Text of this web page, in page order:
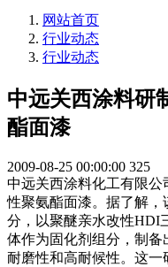
网站首页
行业动态
行业动态
中远关西涂料研
酯面漆
2009-08-25 00:00:00 325
中远关西涂料化工有限
性聚氨酯面漆。据了解，
分，以聚醚亲水改性HDI
体作为固化剂组分，制
耐磨性和高耐候性。这一